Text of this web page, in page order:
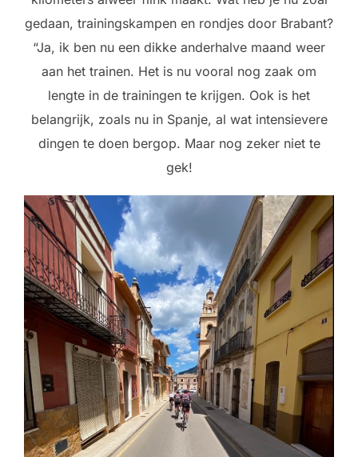
gedaan, trainingskampen en rondjes door Brabant?
“Ja, ik ben nu een dikke anderhalve maand weer
aan het trainen. Het is nu vooral nog zaak om
lengte in de trainingen te krijgen. Ook is het
belangrijk, zoals nu in Spanje, al wat intensievere
dingen te doen bergop. Maar nog zeker niet te
gek!